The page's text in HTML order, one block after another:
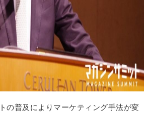
の普及によりマーケティング手法が変